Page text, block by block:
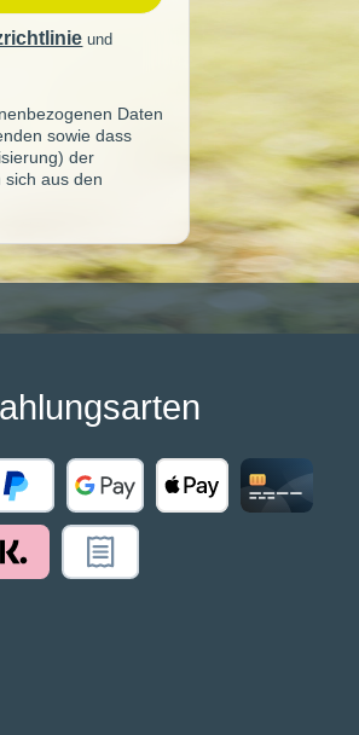
und
Daten
sowie dass
der
aus den